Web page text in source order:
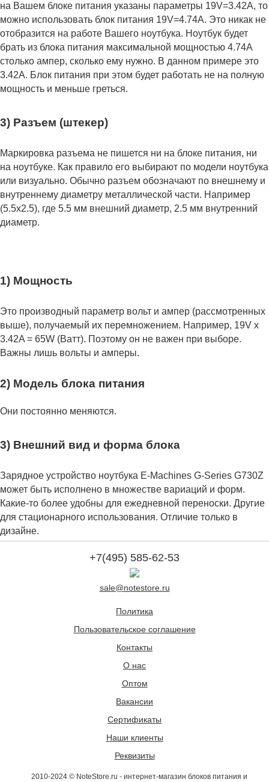
на Вашем блоке питания указаны параметры 19V=3.42A, то
можно использовать блок питания 19V=4.74A. Это никак не
отобразится на работе Вашего ноутбука. Ноутбук будет
брать из блока питания максимальной мощностью 4.74А
столько ампер, сколько ему нужно. В данном примере это
3.42А. Блок питания при этом будет работать не на полную
мощность и меньше греться.
3) Разъем (штекер)
Маркировка разъема не пишется ни на блоке питания, ни
на ноутбуке. Как правило его выбирают по модели ноутбука
или визуально. Обычно разъем обозначают по внешнему и
внутреннему диаметру металлической части. Например
(5.5x2.5), где 5.5 мм внешний диаметр, 2.5 мм внутренний
диаметр.
1) Мощность
Это производный параметр вольт и ампер (рассмотренных
выше), получаемый их перемножением. Например, 19V x
3.42A = 65W (Ватт). Поэтому он не важен при выборе.
Важны лишь вольты и амперы.
2) Модель блока питания
Они постоянно меняются.
3) Внешний вид и форма блока
Зарядное устройство ноутбука E-Machines G-Series G730Z
может быть исполнено в множестве вариаций и форм.
Какие-то более удобны для ежедневной переноски. Другие
для стационарного использования. Отличие только в
дизайне.
+7(495) 585-62-53
sale@notestore.ru
Политика
Пользовательское соглашение
Контакты
О нас
Оптом
Вакансии
Сертификаты
Наши клиенты
Реквизиты
2010-2024 © NoteStore.ru - интернет-магазин блоков питания и